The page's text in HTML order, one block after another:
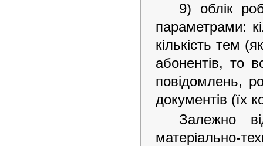
9) облік
параметрами:
кількість тем
абонентів, то
повідомлень,
документів (їх
Залежно
матеріально-